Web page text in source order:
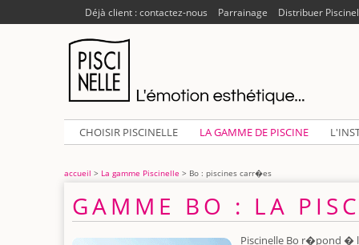
Déjà client : contactez-nous Parrainage Distribuer
CHOISIR PISCINELLE LA GAMME DE PISCINE
accueil > La gamme Piscinelle > Bo : piscines carr�es
GAMME BO : LA
Piscinelle Bo r�pond �